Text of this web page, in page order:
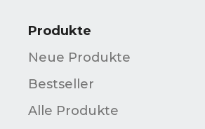
Produkte
Neue Produkte
Bestseller
Alle Produkte